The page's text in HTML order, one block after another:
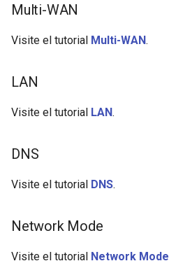
Multi-WAN
Visite el tutorial Multi-WAN.
LAN
Visite el tutorial LAN.
DNS
Visite el tutorial DNS.
Network Mode
Visite el tutorial Network Mode